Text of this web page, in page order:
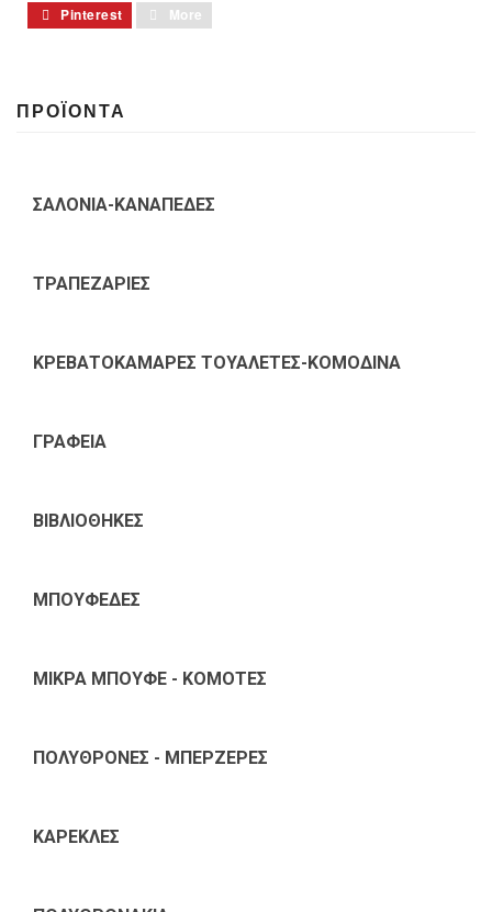
Pinterest
More
ΠΡΟΪΟΝΤΑ
ΣΑΛΟΝΙΑ-ΚΑΝΑΠΕΔΕΣ
ΤΡΑΠΕΖΑΡΙΕΣ
ΚΡΕΒΑΤΟΚΑΜΑΡΕΣ ΤΟΥΑΛΕΤΕΣ-ΚΟΜΟΔΙΝΑ
ΓΡΑΦΕΙΑ
ΒΙΒΛΙΟΘΗΚΕΣ
ΜΠΟΥΦΕΔΕΣ
ΜΙΚΡΑ ΜΠΟΥΦΕ - ΚΟΜΟΤΕΣ
ΠΟΛΥΘΡΟΝΕΣ - ΜΠΕΡΖΕΡΕΣ
ΚΑΡΕΚΛΕΣ